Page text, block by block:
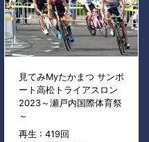
見てみMyたかまつ サンポ
ート高松トライアスロン
2023～瀬戸内国際体育祭
～
再生 : 419回